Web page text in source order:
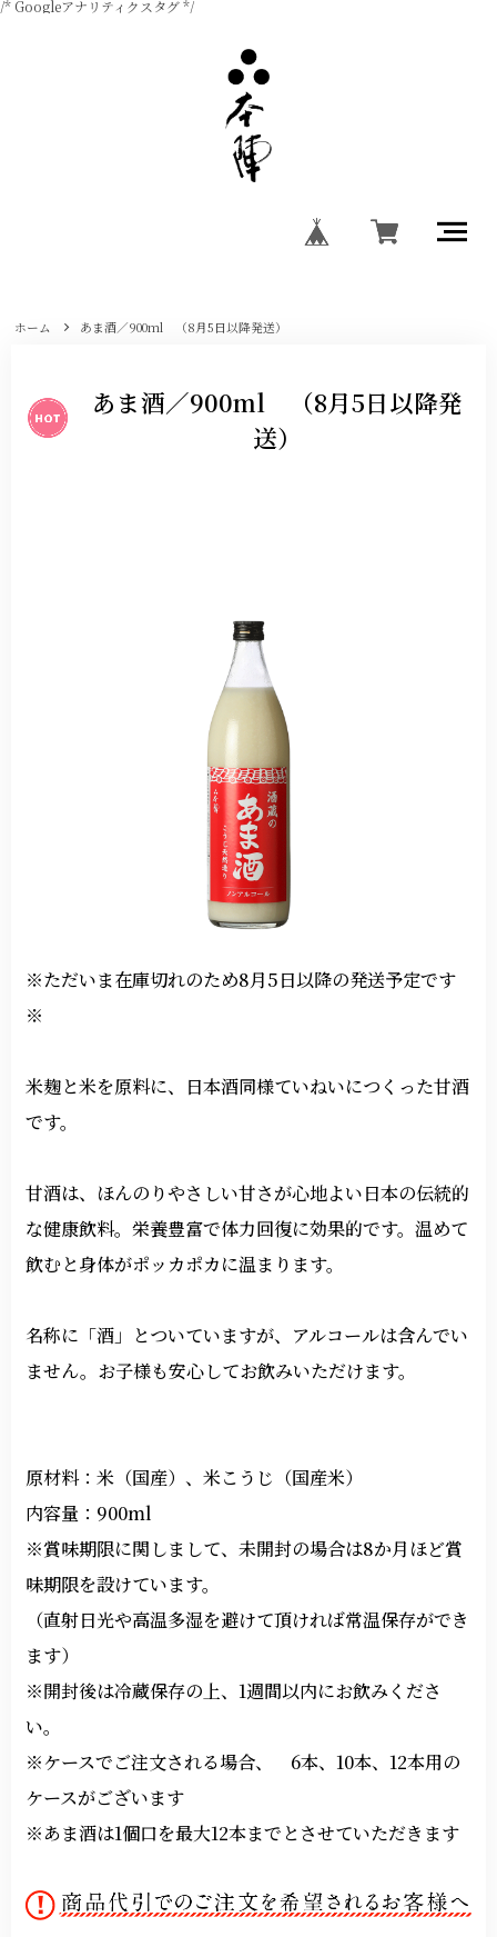
/* Googleアナリティクスタグ */
ホーム あま酒／900ml （8月5日以降発送）
あま酒／900ml （8月5日以降発
送）
※ただいま在庫切れのため8月5日以降の発送予定です
※
米麹と米を原料に、日本酒同様ていねいにつくった甘酒
です。
甘酒は、ほんのりやさしい甘さが心地よい日本の伝統的
な健康飲料。栄養豊富で体力回復に効果的です。温めて
飲むと身体がポッカポカに温まります。
名称に「酒」とついていますが、アルコールは含んでい
ません。お子様も安心してお飲みいただけます。
原材料：米（国産）、米こうじ（国産米）
内容量：900ml
※賞味期限に関しまして、未開封の場合は8か月ほど賞
味期限を設けています。
（直射日光や高温多湿を避けて頂ければ常温保存ができ
ます）
※開封後は冷蔵保存の上、1週間以内にお飲みくださ
い。
※ケースでご注文される場合、 6本、10本、12本用の
ケースがございます
※あま酒は1個口を最大12本までとさせていただきます